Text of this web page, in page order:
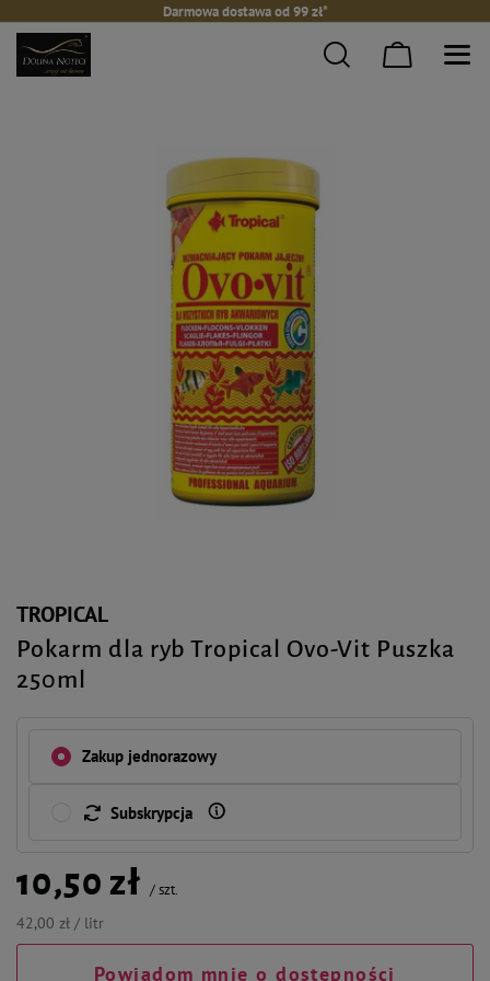
Darmowa dostawa od 99 zł*
TROPICAL
Pokarm dla ryb Tropical Ovo-Vit Puszka
250ml
Zakup jednorazowy
Subskrypcja
10,50 zł /szt.
42,00 zł / litr
Powiadom mnie o dostępności